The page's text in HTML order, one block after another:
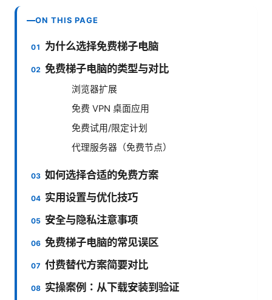
ON THIS PAGE
为什么选择免费梯子电脑
免费梯子电脑的类型与对比
浏览器扩展
免费 VPN 桌面应用
免费试用/限定计划
代理服务器（免费节点）
如何选择合适的免费方案
实用设置与优化技巧
安全与隐私注意事项
免费梯子电脑的常见误区
付费替代方案简要对比
实操案例：从下载安装到验证